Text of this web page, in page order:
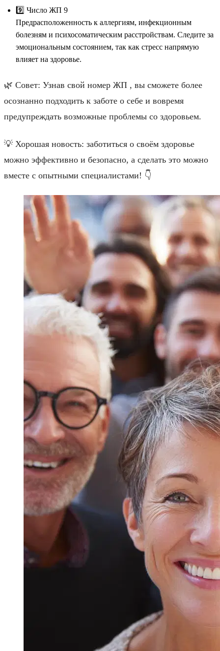
9️⃣ Число ЖП 9
Предрасположенность к аллергиям, инфекционным
болезням и психосоматическим расстройствам. Следите за
эмоциональным состоянием, так как стресс напрямую
влияет на здоровье.
🌿 Совет: Узнав свой номер ЖП , вы сможете более
осознанно подходить к заботе о себе и вовремя
предупреждать возможные проблемы со здоровьем.
💡 Хорошая новость: заботиться о своём здоровье
можно эффективно и безопасно, а сделать это можно
вместе с опытными специалистами! 👇